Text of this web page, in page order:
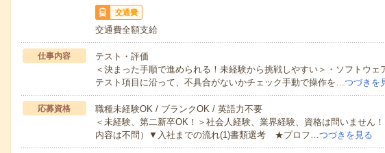
交通費
交通費全額支給
仕事内容
テスト・評価
＜決まった手順で進められる！未経験から挑戦しやすい＞・ソフトウェ
テスト項目に沿って、不具合がないかチェック手動で操作を…つづきを
応募資格
職種未経験OK / ブランクOK / 英語力不要
＜未経験、第二新卒OK！＞社会人経験、業界経験、資格は問いません
内容は不問）▼入社までの流れ(1)書類選考 ★プロフ…つづきを見る